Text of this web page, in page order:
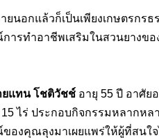
ยนอกแล้วก็เป็นเพียงเกษตรก
ารทำอาชีพเสริมในสวนยางขอ
ยแทน โชติวัชช์ อายุ 55 ปี อาศัย
15ไร่ ประกอบกิจกรรมหลากหล
องคุณลุงมาเผยแพร่ให้ผู้ที่สนใ